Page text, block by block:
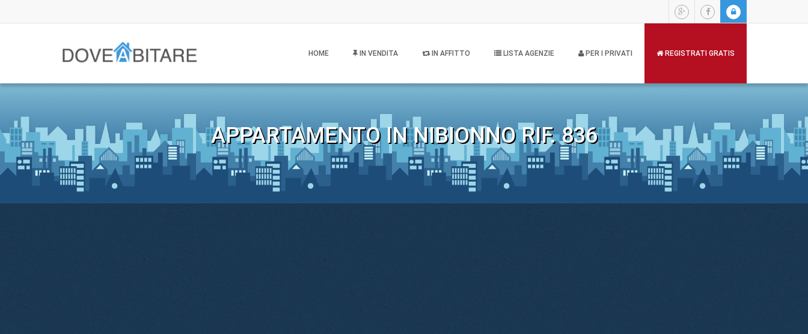
HOME IN VENDITA IN AFFITTO LISTA AGENZIE PER I PRIVATI REGISTRATI GRATIS
APPARTAMENTO IN NIBIONNO RIF. 836